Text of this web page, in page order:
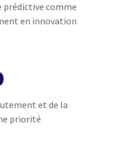
prédictive comme
en innovation
et de la
priorité